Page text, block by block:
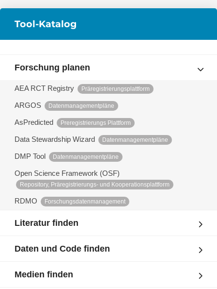
Tool-Katalog
Forschung planen
AEA RCT Registry Präregistrierungsplattform
ARGOS Datenmanagementpläne
AsPredicted Preregistrierungs Plattform
Data Stewardship Wizard Datenmanagementpläne
DMP Tool Datenmanagementpläne
Open Science Framework (OSF)
Repository, Präregistrierungs- und Kooperationsplattform
RDMO Forschungsdatenmanagement
Literatur finden
Daten und Code finden
Medien finden